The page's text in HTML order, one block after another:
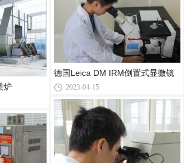
炉
德国Leica DM IRM倒置式显微镜
2023-04-15